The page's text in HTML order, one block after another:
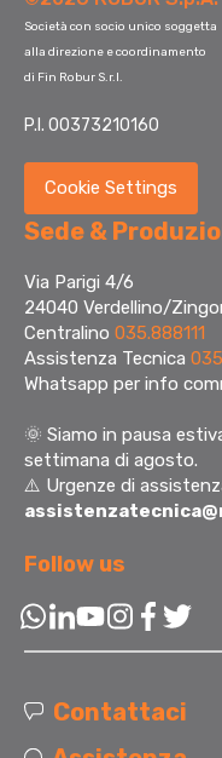
Società con socio unico soggetta
alla direzione e coordinamento
di Fin Robur S.r.l.
P.I. 00373210160
Cookie Settings
Sede &
Via Parigi 4/6
24040 Verdellino/
Centralino 035.888111
Assistenza Tecnica
Whatsapp per info
🌞 Siamo in pausa
settimana di agosto.
⚠️ Urgenze di
Follow us
Contattaci